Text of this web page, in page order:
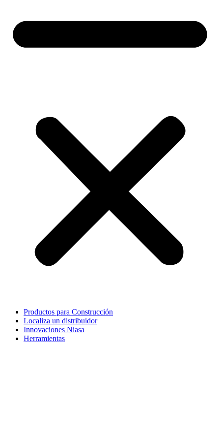
Productos para Construcción
Localiza un distribuidor
Innovaciones Niasa
Herramientas